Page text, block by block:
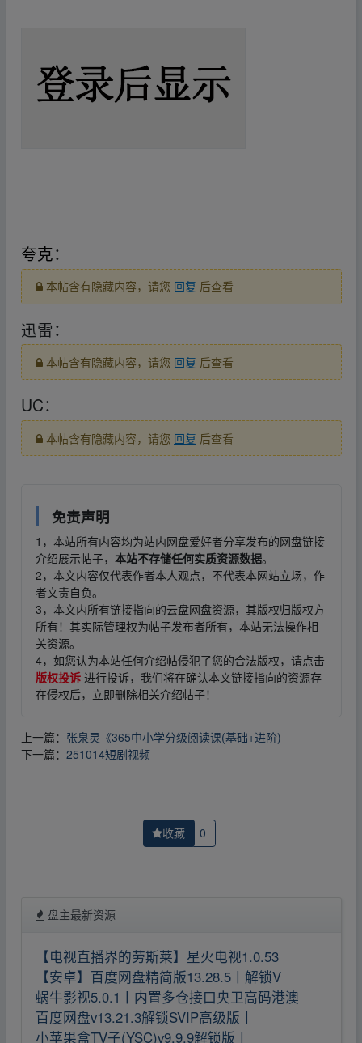
夸克：
本帖含有隐藏内容，请您 回复 后查看
迅雷：
本帖含有隐藏内容，请您 回复 后查看
UC：
本帖含有隐藏内容，请您 回复 后查看
免责声明
1，本站所有内容均为站内网盘爱好者分享发布的网盘链接
介绍展示帖子， 本站不存储任何实质资源数据。
2，本文内容仅代表作者本人观点，不代表本网站立场，作
者文责自负。
3，本文内所有链接指向的云盘网盘资源，其版权归版权方
所有！其实际管理权为帖子发布者所有，本站无法操作相
关资源。
4，如您认为本站任何介绍帖侵犯了您的合法版权，请点击
版权投诉 进行投诉，我们将在确认本文链接指向的资源存
在侵权后，立即删除相关介绍帖子！
上一篇： 张泉灵《365中小学分级阅读课(基础+进阶)
下一篇： 251014短剧视频
收藏 0
盘主最新资源
【电视直播界的劳斯莱】星火电视1.0.53
【安卓】百度网盘精简版13.28.5丨解锁V
蜗牛影视5.0.1丨内置多仓接口央卫高码港澳
百度网盘v13.21.3解锁SVIP高级版丨
小苹果盒TV子(YSC)v9.9.9解锁版丨